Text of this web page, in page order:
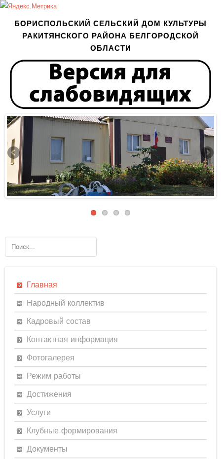
БОРИСПОЛЬСКИЙ СЕЛЬСКИЙ ДОМ КУЛЬТУРЫ
РАКИТЯНСКОГО РАЙОНА БЕЛГОРОДСКОЙ
ОБЛАСТИ
Главная
Народный коллектив
Кадровый состав
Контактная информация
Фотогалерея
Режим работы
Достижения
Услуги
Клубные формирования
Документы